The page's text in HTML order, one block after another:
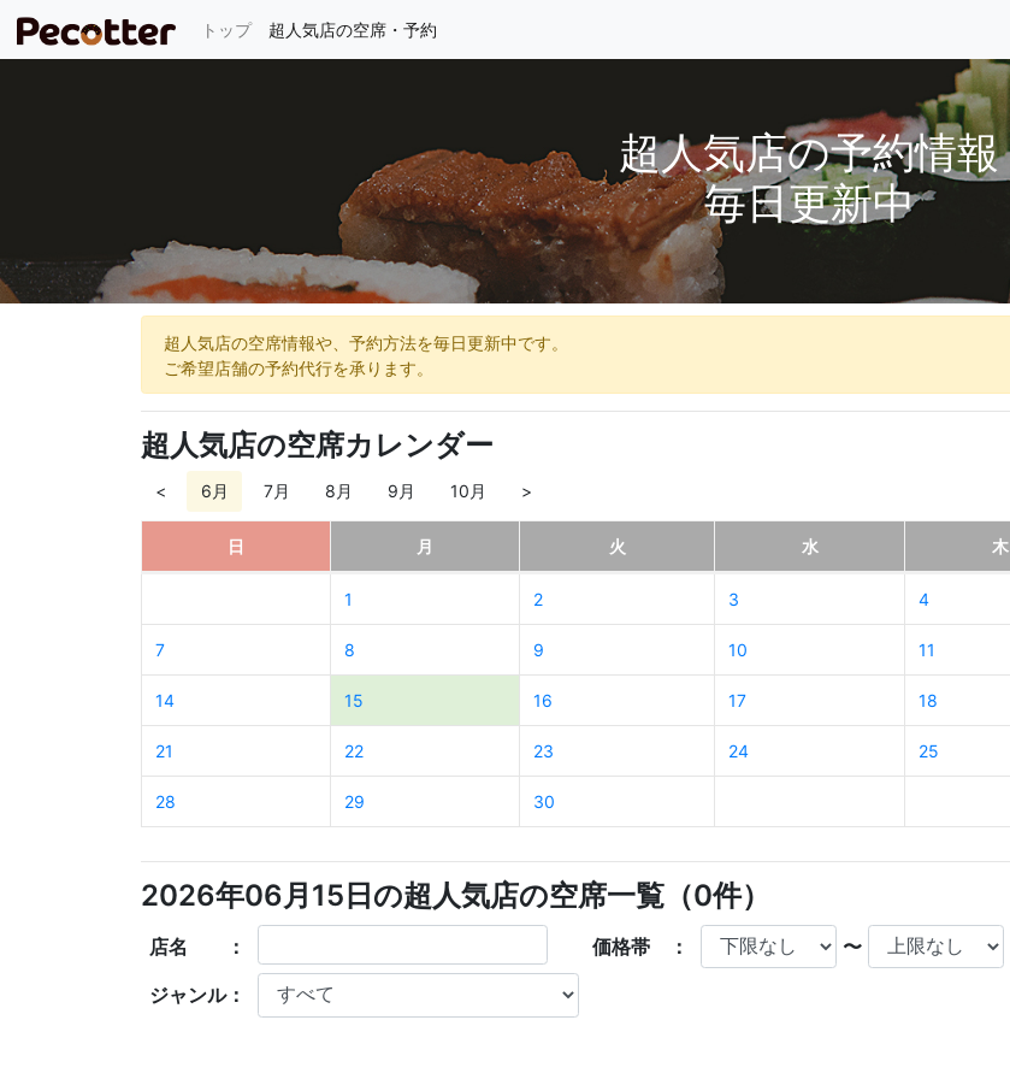
トップ(current)
超人気店の空席・予約
超人気店の予約情報
毎日更新中
超人気店の空席情報や、予約方法を毎日更新中です。
ご希望店舗の予約代行を承ります。
超人気店の空席カレンダー
< 6月 7月 8月 9月 10月 >
日 月 火 水 木
1 2 3 4
7 8 9 10 11
14 15 16 17 18
21 22 23 24 25
28 29 30
2026年06月15日の超人気店の空席一覧（0件）
店名 ： 価格帯 ： 〜
ジャンル：